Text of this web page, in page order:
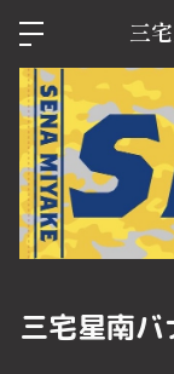
三
三宅星南